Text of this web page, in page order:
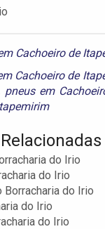
Cachoeiro de
Cachoeiro de
pneus em
do Irio
do Irio
Borracharia do Irio
do Irio
do Irio